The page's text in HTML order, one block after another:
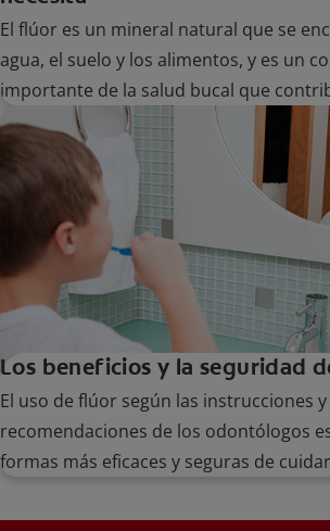
El flúor es un mineral natural que se
agua, el suelo y los alimentos, y es un
importante de la salud bucal que
mantener los dientes fuertes en
las edades.
Los beneficios y la seguridad
El uso de flúor según las instrucciones y
recomendaciones de los odontólogos
formas más eficaces y seguras de